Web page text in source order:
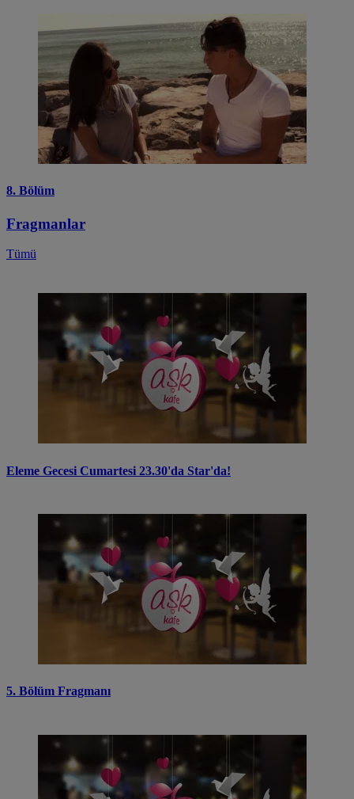
8. Bölüm
Fragmanlar
Tümü
Eleme Gecesi Cumartesi 23.30'da Star'da!
5. Bölüm Fragmanı